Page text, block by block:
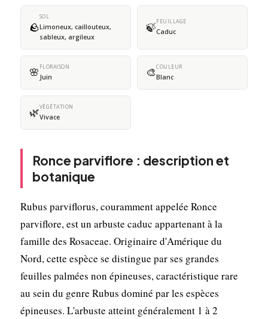
🪨
SOL
Limoneux, caillouteux,
sableux, argileux
🍃FEUILLAGE
Caduc
🌸 FLORAISON
Juin 🎨COULEUR
Blanc
🌿VÉGÉTATION
Vivace
Ronce parviflore : description et
botanique
Rubus parviflorus, couramment appelée Ronce
parviflore, est un arbuste caduc appartenant à la
famille des Rosaceae. Originaire d'Amérique du
Nord, cette espèce se distingue par ses grandes
feuilles palmées non épineuses, caractéristique rare
au sein du genre Rubus dominé par les espèces
épineuses. L'arbuste atteint généralement 1 à 2